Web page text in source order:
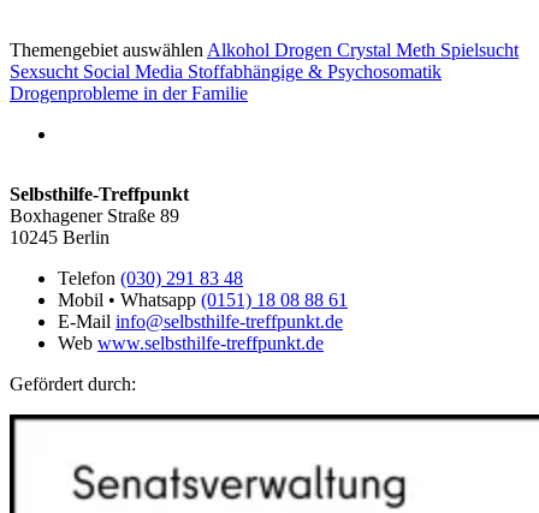
Themengebiet auswählen Alkohol Drogen Crystal Meth Spielsucht
Sexsucht Social Media Stoffabhängige & Psychosomatik
Drogenprobleme in der Familie
Selbsthilfe-Treffpunkt
Boxhagener Straße 89
10245 Berlin
Telefon (030) 291 83 48
Mobil • Whatsapp (0151) 18 08 88 61
E-Mail info@selbsthilfe-treffpunkt.de
Web www.selbsthilfe-treffpunkt.de
Gefördert durch: